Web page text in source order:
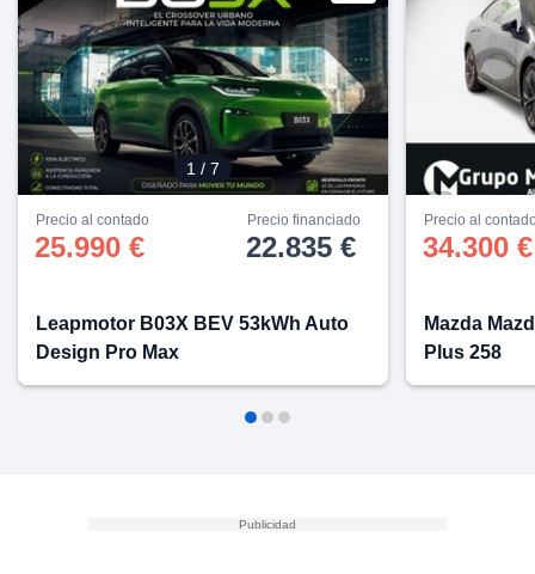
1 / 7
Precio al contado
25.990 €
Precio financiado
22.835 €
Leapmotor B03X BEV 53kWh Auto
Design Pro Max
Precio al
34.300 €
Mazda
Plus 258